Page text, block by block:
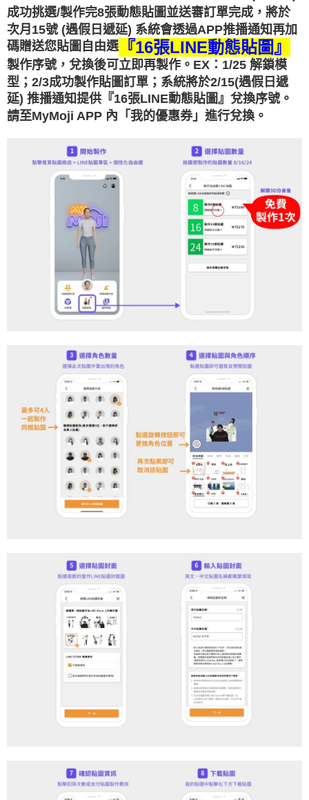
成功挑選/製作完8張動態貼圖並送審訂單完成，將於
次月15號 (遇假日遞延) 系統會透過APP推播通知再加
碼贈送您貼圖自由選
『16張LINE動態貼圖』
製作序號，兌換後可立即再製作。 EX：1/25 解鎖模
型；2/3成功製作貼圖訂單；系統將於2/15(遇假日遞
延) 推播通知提供『16張LINE動態貼圖』兌換序號。
請至MyMoji APP 內「我的優惠券」進行兌換。